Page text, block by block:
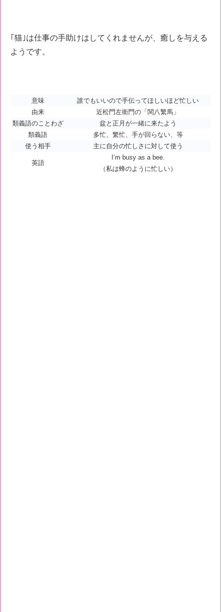
｢猫｣は仕事の手助けはしてくれませんが、癒しを与える
ようです。
意味
誰でもいいので手伝ってほしいほど忙しい
由来
近松門左衛門の「関八繁馬」
類義語のことわざ
盆と正月が一緒に来たよう
類義語
多忙、繁忙、手が回らない、等
使う相手
主に自分の忙しさに対して使う
英語
I’m busy as a bee.
（私は蜂のように忙しい）